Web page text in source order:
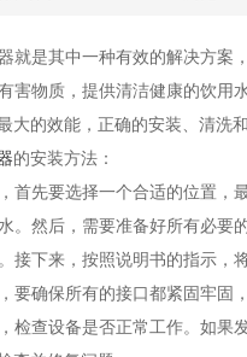
是其中一种有效的解决方案
害物质，提供清洁健康的饮用
大的效能，正确的安装、清洗
的安装方法：
先要选择一个合适的位置，
。然后，需要准备好所有必要
接下来，按照说明书的指示，
要确保所有的接口都紧固牢固
检查设备是否正常工作。如果